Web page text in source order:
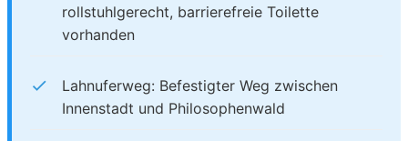
rollstuhlgerecht, barrierefreie Toilette
vorhanden
Lahnuferweg: Befestigter Weg zwischen
Innenstadt und Philosophenwald